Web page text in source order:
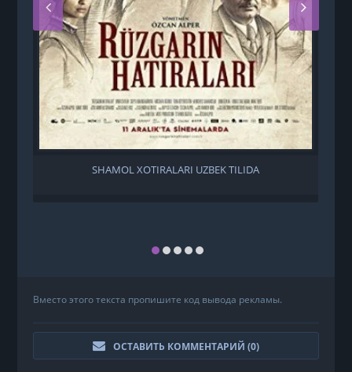
SHAMOL XOTIRALARI UZBEK TILIDA
Вместо этого текста пропишите код вывода рекламы.
ОСТАВИТЬ КОММЕНТАРИЙ (0)